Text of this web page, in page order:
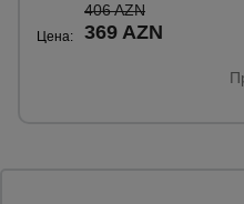
Цена:
406 AZN
369 AZN